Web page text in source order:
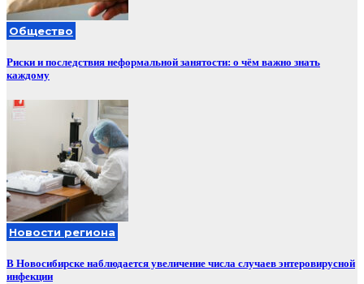
Общество
Риски и последствия неформальной занятости: о чём важно знать
каждому
Новости региона
В Новосибирске наблюдается увеличение числа случаев энтеровирусной
инфекции